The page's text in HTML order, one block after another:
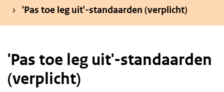
'Pas toe leg uit'-standaarden (verplicht)
'Pas toe leg uit'-standaarden
(verplicht)